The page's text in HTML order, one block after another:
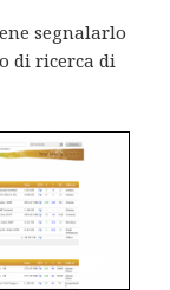
segnalarlo
di ricerca di